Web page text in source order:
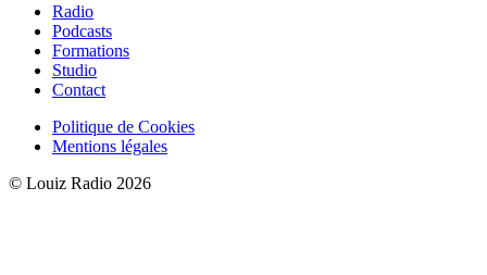
Radio
Podcasts
Formations
Studio
Contact
Politique de Cookies
Mentions légales
© Louiz Radio 2026